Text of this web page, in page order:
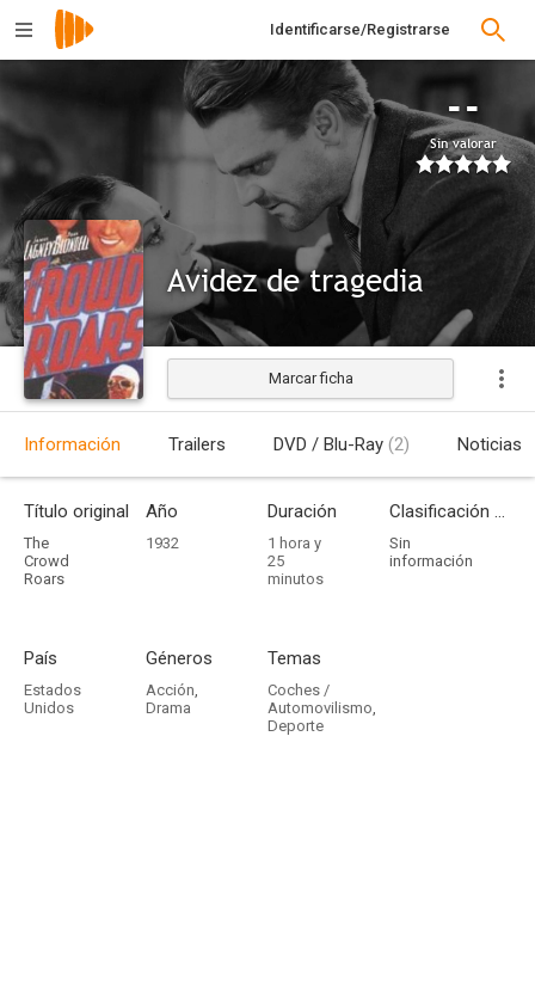
Identificarse/Registrarse
--
Sin valorar
Avidez de tragedia
Marcar ficha
Información Trailers DVD / Blu-Ray (2) Noticias
Título original
The
Crowd
Roars
Año
1932
Duración
1 hora y
25
minutos
Clasificación por edades
Sin
información
País
Estados
Unidos
Géneros
Acción,
Drama
Temas
Coches /
Automovilismo,
Deporte